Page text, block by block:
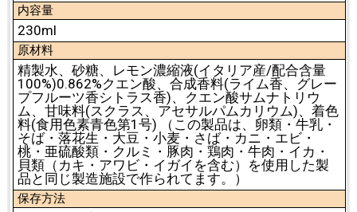
内容量
230ml
原材料
精製水、砂糖、レモン濃縮液(イタリア産/配合含量
100%)0.862%クエン酸、合成香料(ライム香、グレー
プフルーツ香シトラス香)、クエン酸サムナトリウ
ム、甘味料(スクラス、アセサルパムカリウム)、着色
料(食用色素青色第1号) （この製品は、卵類・牛乳・
そば・落花生・大豆・小麦・さば・カニ・エビ・
桃・亜硫酸類・クルミ・豚肉・鶏肉・牛肉・イカ・
貝類（カキ・アワビ・イガイを含む）を使用した製
品と同じ製造施設で作られてます。）
保存方法